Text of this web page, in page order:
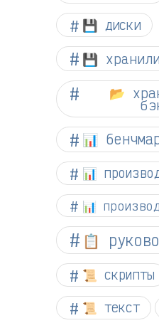
💾 диски
💾
📂
📊
📊
📊
📋
📜 скрипты
📜 текст